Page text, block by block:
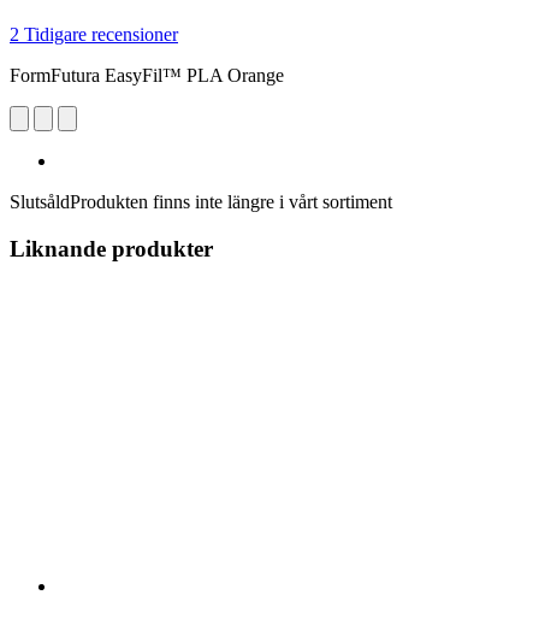
2 Tidigare recensioner
FormFutura EasyFil™ PLA Orange
SlutsåldProdukten finns inte längre i vårt sortiment
Liknande produkter